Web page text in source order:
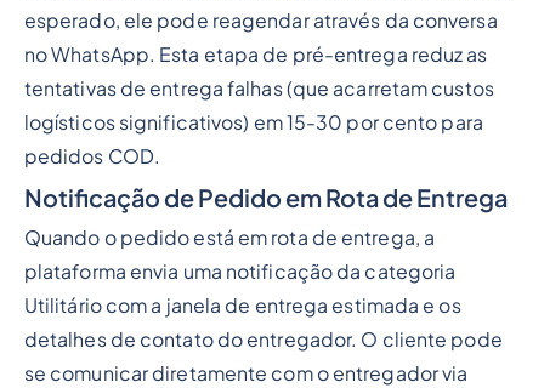
esperado, ele pode reagendar através da conversa
no WhatsApp. Esta etapa de pré-entrega reduz as
tentativas de entrega falhas (que acarretam custos
logísticos significativos) em 15-30 por cento para
pedidos COD.
Notificação de Pedido em Rota de Entrega
Quando o pedido está em rota de entrega, a
plataforma envia uma notificação da categoria
Utilitário com a janela de entrega estimada e os
detalhes de contato do entregador. O cliente pode
se comunicar diretamente com o entregador via